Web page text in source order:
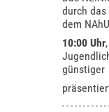
durch das
dem
10:00 Uhr,
günstiger